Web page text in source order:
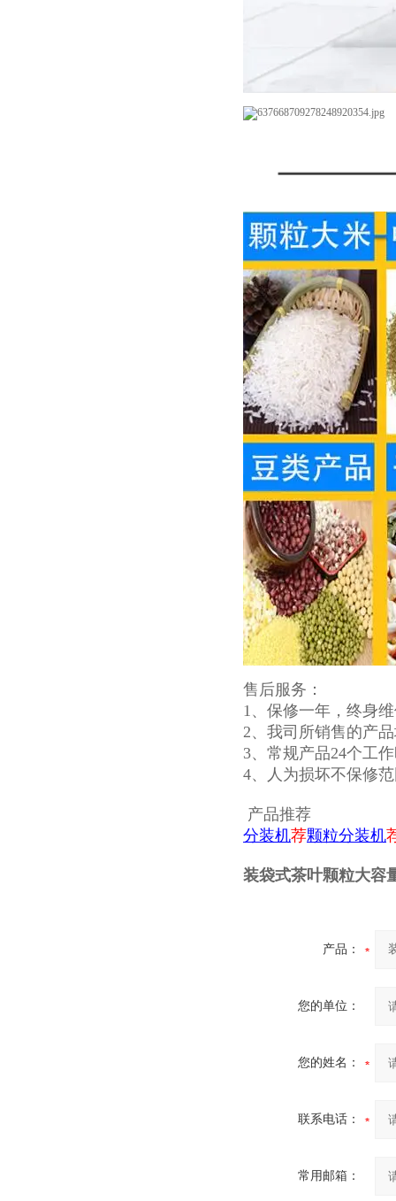
售后服务：
1、保修一年，终身
2、我司所销售的产
3、常规产品24个工
4、人为损坏不保修
产品推荐
分装机荐颗粒分装机
装袋式茶叶颗粒大容
产品：
您的单位：
您的姓名：
联系电话：
常用邮箱：